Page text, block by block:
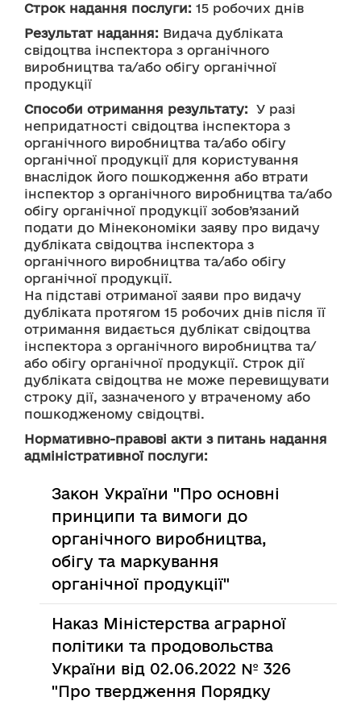
Строк надання послуги: 15 робочих днів
Результат надання: Видача дубліката
свідоцтва інспектора з органічного
виробництва та/або обігу органічної
продукції
Способи отримання результату:
  У разі
непридатності свідоцтва інспектора з
органічного виробництва та/або обігу
органічної продукції для користування
внаслідок його пошкодження або втрати
інспектор з органічного виробництва та/або
обігу органічної продукції зобов’язаний
подати до Мінекономіки заяву про видачу
дубліката свідоцтва інспектора з
органічного виробництва та/або обігу
органічної продукції.
На підставі отриманої заяви про видачу
дубліката протягом 15 робочих днів після її
отримання видається дублікат свідоцтва
інспектора з органічного виробництва та/
або обігу органічної продукції. Строк дії
дубліката свідоцтва не може перевищувати
строку дії, зазначеного у втраченому або
пошкодженому свідоцтві.
Нормативно-правові акти з питань надання
адміністративної послуги:
Закон України "Про основні
принципи та вимоги до
органічного виробництва,
обігу та маркування
органічної продукції"
Наказ Міністерства аграрної
політики та продовольства
України від 02.06.2022 № 326
"Про твердження Порядку